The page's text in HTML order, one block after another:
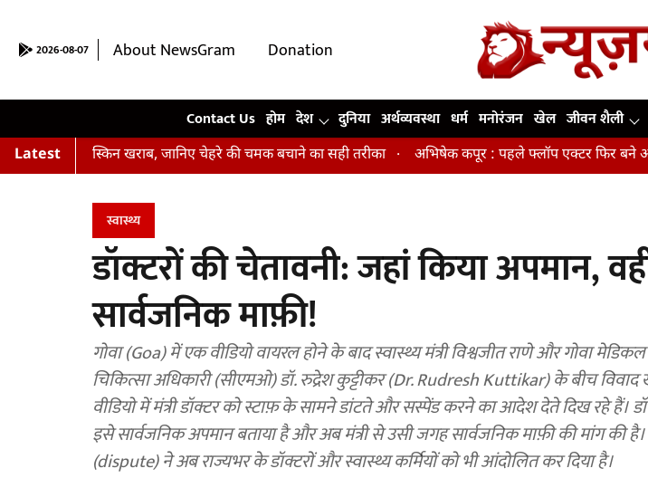
2026-08-07 About NewsGram
Donation
Contact Us होम देश दुनिया अर्थव्यवस्था धर्म मनोरंजन खेल जीवन शैली
Latest
स्किन खराब, जानिए चेहरे की चमक बचाने का सही तरीका अभिषेक कपूर : पहले फ्लॉप एक्टर फिर बने अवॉर्ड
स्वास्थ्य
डॉक्टरों की चेतावनी: जहां किया अपमान,
सार्वजनिक माफ़ी!
गोवा (Goa) में एक वीडियो वायरल होने के बाद स्वास्थ्य मंत्री विश्वजीत राणे और गोवा
चिकित्सा अधिकारी (सीएमओ) डॉ. रुद्रेश कुट्टीकर (Dr. Rudresh Kuttikar) के बीच विवाद खड़ा हो गया है।
वीडियो में मंत्री डॉक्टर को स्टाफ़ के सामने डांटते और सस्पेंड करने का आदेश देते दिख रहे हैं।
इसे सार्वजनिक अपमान बताया है और अब मंत्री से उसी जगह सार्वजनिक माफ़ी की मांग की
(dispute) ने अब राज्यभर के डॉक्टरों और स्वास्थ्य कर्मियों को भी आंदोलित कर दिया है।